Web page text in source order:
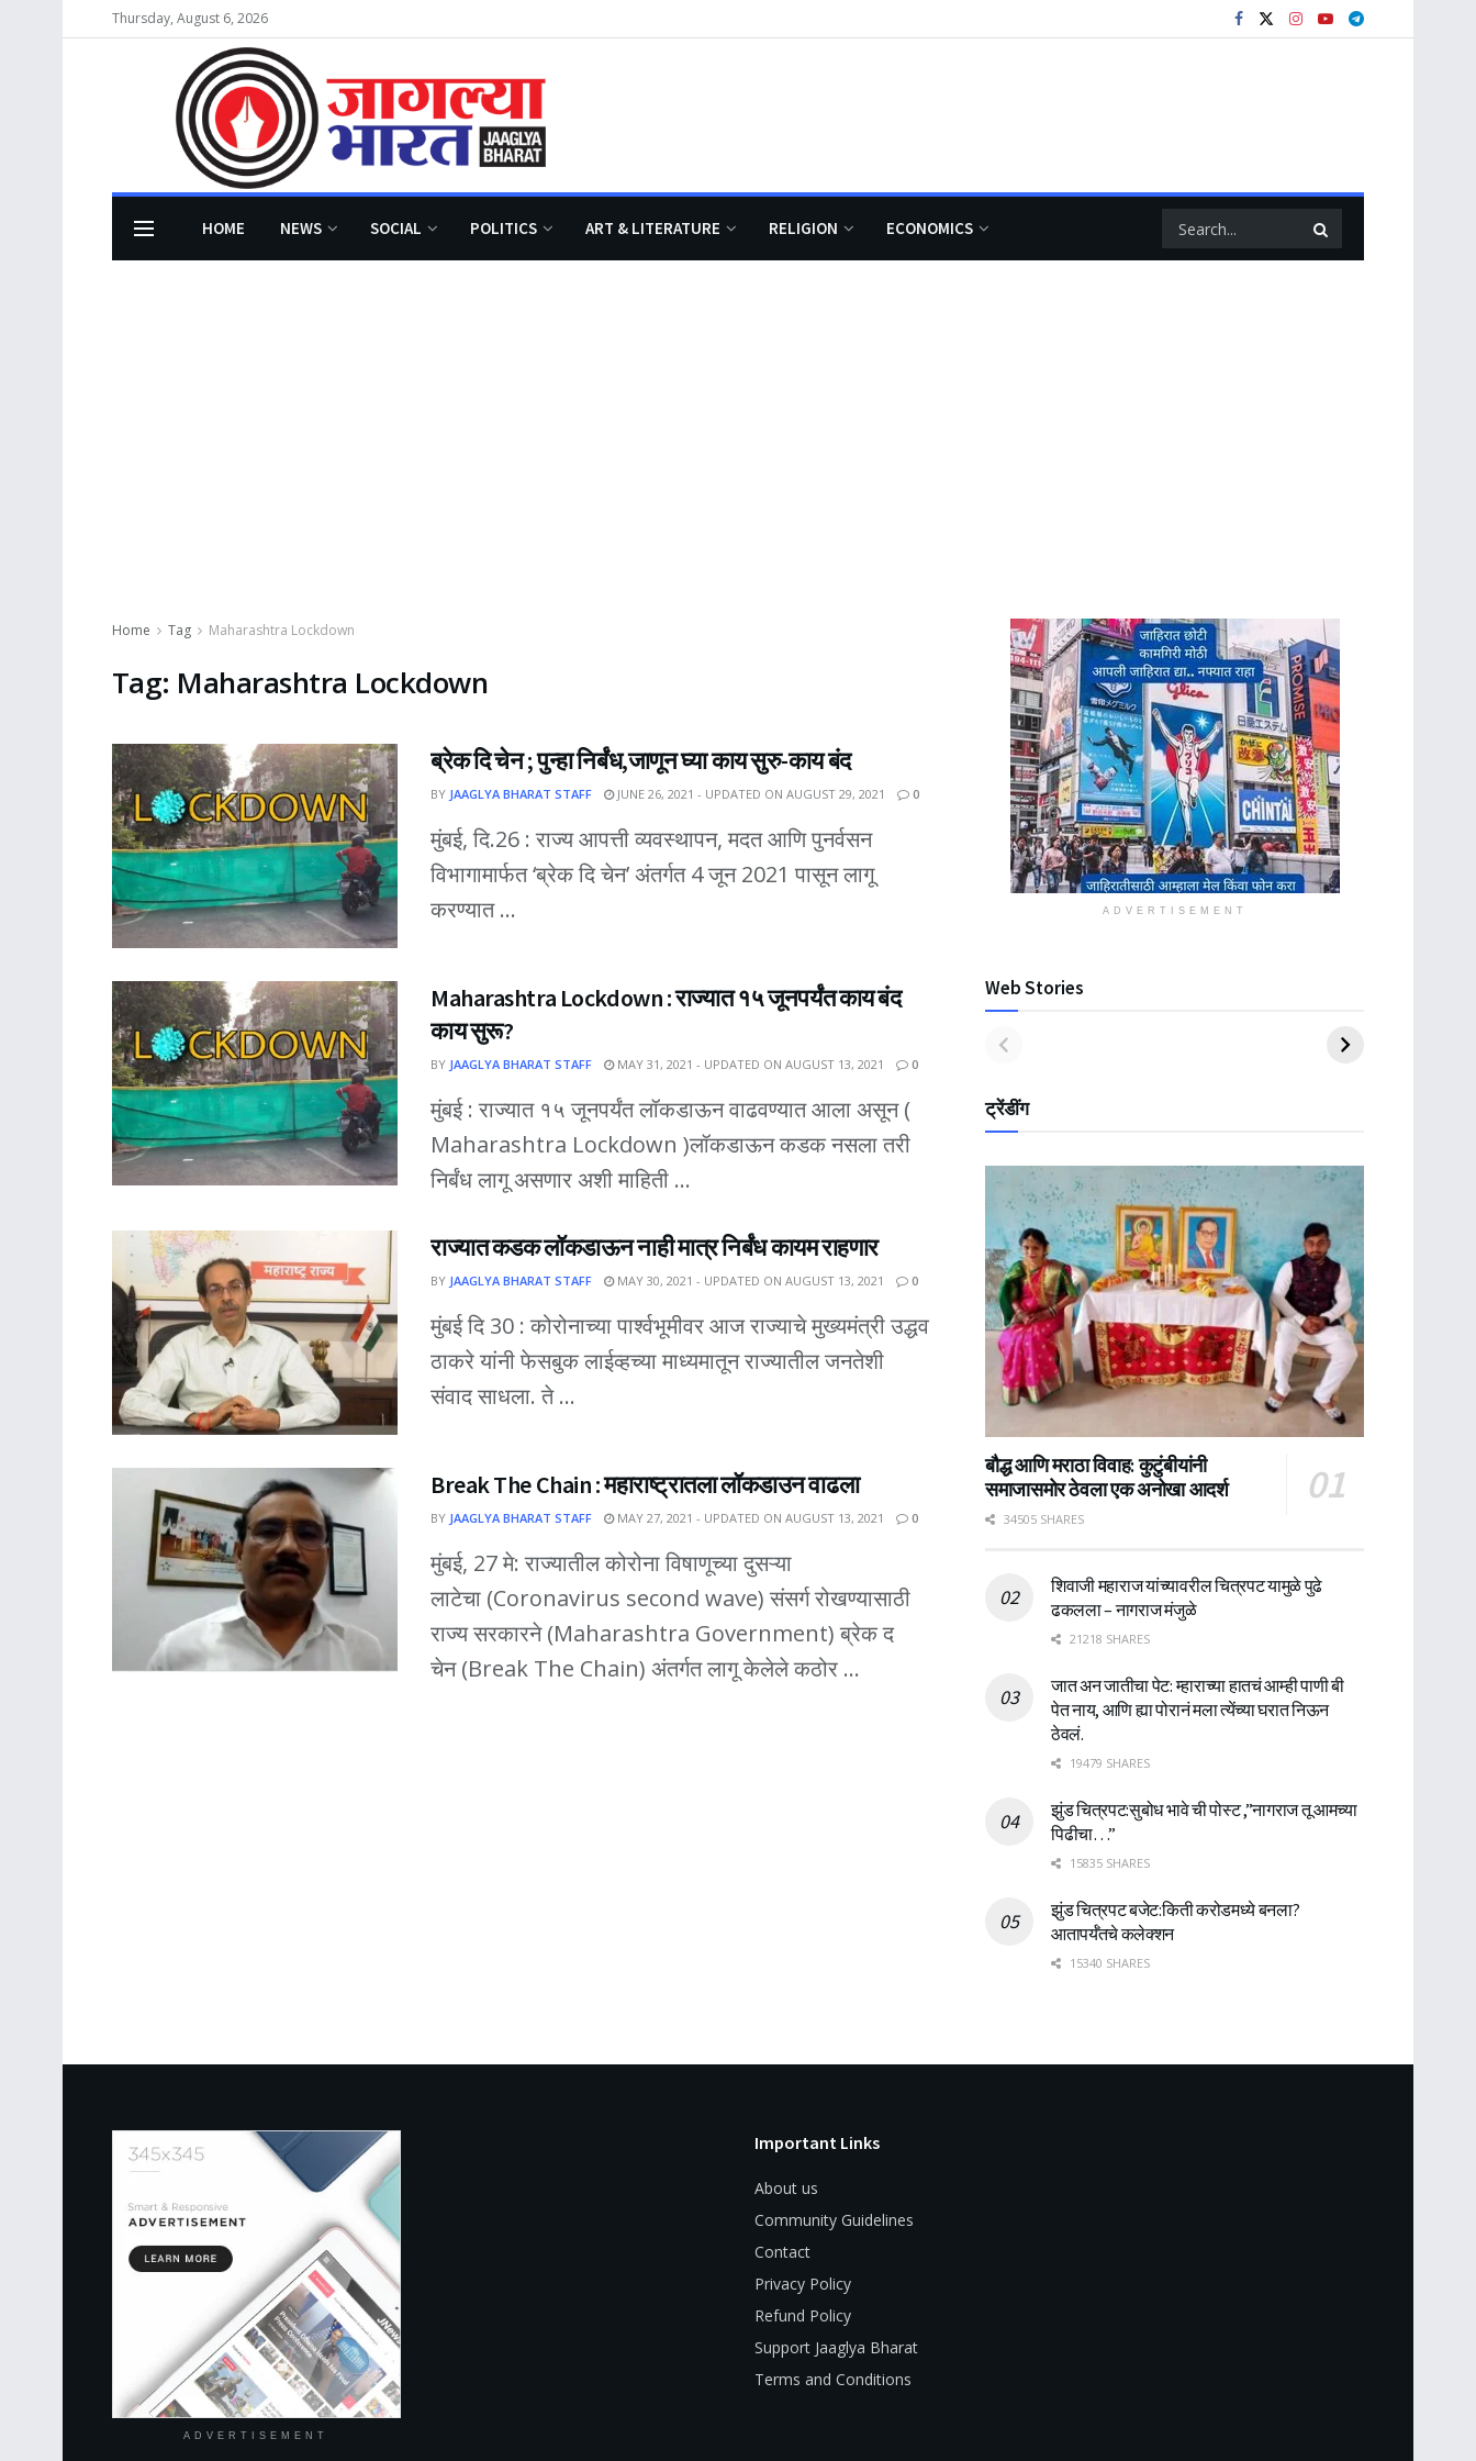
Thursday, August 6, 2026
HOME NEWS SOCIAL POLITICS ART & LITERATURE RELIGION ECONOMICS
Home Tag Maharashtra Lockdown
Tag: Maharashtra Lockdown
ब्रेक दि चेन ; पुन्हा निर्बंध,जाणून घ्या काय सुरु-काय बंद
BY JAAGLYA BHARAT STAFF JUNE 26, 2021 - UPDATED ON AUGUST 29, 2021 0
मुंबई, दि.26 : राज्य आपत्ती व्यवस्थापन, मदत आणि पुनर्वसन
विभागामार्फत ‘ब्रेक दि चेन’ अंतर्गत 4 जून 2021 पासून लागू
करण्यात ...
Maharashtra Lockdown : राज्यात १५ जूनपर्यंत काय बंद
काय सुरू?
BY JAAGLYA BHARAT STAFF MAY 31, 2021 - UPDATED ON AUGUST 13, 2021 0
मुंबई : राज्यात १५ जूनपर्यंत लॉकडाऊन वाढवण्यात आला असून (
Maharashtra Lockdown )लॉकडाऊन कडक नसला तरी
निर्बंध लागू असणार अशी माहिती ...
राज्यात कडक लॉकडाऊन नाही मात्र निर्बंध कायम राहणार
BY JAAGLYA BHARAT STAFF MAY 30, 2021 - UPDATED ON AUGUST 13, 2021 0
मुंबई दि 30 : कोरोनाच्या पार्श्वभूमीवर आज राज्याचे मुख्यमंत्री उद्धव
ठाकरे यांनी फेसबुक लाईव्हच्या माध्यमातून राज्यातील जनतेशी
संवाद साधला. ते ...
Break The Chain : महाराष्ट्रातला लॉकडाउन वाढला
BY JAAGLYA BHARAT STAFF MAY 27, 2021 - UPDATED ON AUGUST 13, 2021 0
मुंबई, 27 मे: राज्यातील कोरोना विषाणूच्या दुसऱ्या
लाटेचा (Coronavirus second wave) संसर्ग रोखण्यासाठी
राज्य सरकारने (Maharashtra Government) ब्रेक द
चेन (Break The Chain) अंतर्गत लागू केलेले कठोर ...
ADVERTISEMENT
Web Stories
ट्रेंडींग
बौद्ध आणि मराठा विवाह: कुटुंबीयांनी
समाजासमोर ठेवला एक अनोखा आदर्श
34505 SHARES
शिवाजी महाराज यांच्यावरील चित्रपट यामुळे पुढे
ढकलला – नागराज मंजुळे
21218 SHARES
जात अन जातीचा पेट: म्हाराच्या हातचं आम्ही पाणी बी
पेत नाय, आणि ह्या पोरानं मला त्येंच्या घरात निऊन
ठेवलं.
19479 SHARES
झुंड चित्रपट:सुबोध भावे ची पोस्ट ,”नागराज तू आमच्या
पिढीचा…”
15835 SHARES
झुंड चित्रपट बजेट:किती करोडमध्ये बनला?
आतापर्यँतचे कलेक्शन
15340 SHARES
ADVERTISEMENT
Important Links
About us
Community Guidelines
Contact
Privacy Policy
Refund Policy
Support Jaaglya Bharat
Terms and Conditions